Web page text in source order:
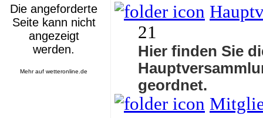
Mehr aufwetteronline.de
21
Hier finden Sie
geordnet.